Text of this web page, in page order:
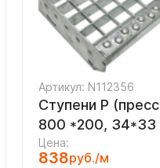
Артикул: N112356
Ступени P
800 *200, 34*33
Цена:
838руб./м